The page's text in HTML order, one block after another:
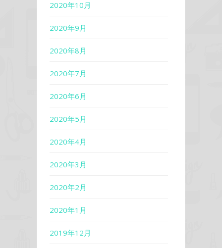
2020年10月
2020年9月
2020年8月
2020年7月
2020年6月
2020年5月
2020年4月
2020年3月
2020年2月
2020年1月
2019年12月